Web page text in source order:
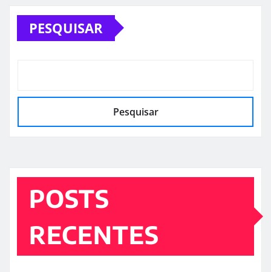
PESQUISAR
Pesquisar
POSTS
RECENTES